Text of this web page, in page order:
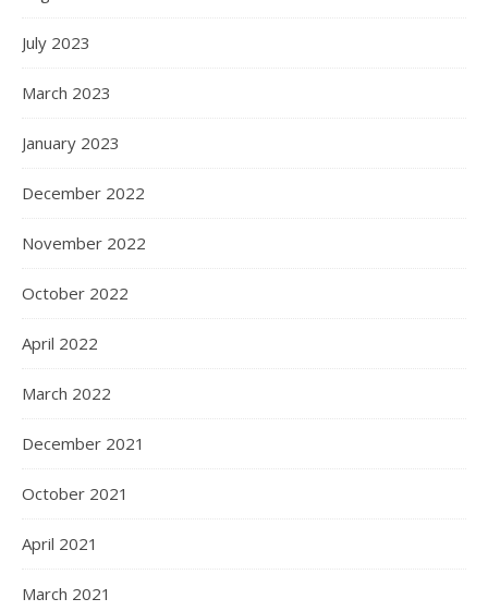
July 2023
March 2023
January 2023
December 2022
November 2022
October 2022
April 2022
March 2022
December 2021
October 2021
April 2021
March 2021